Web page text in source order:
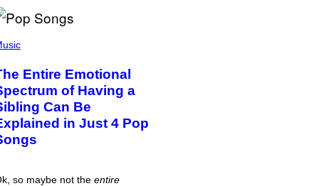
Entire Emotional
of Having a
Can Be
in Just 4 Pop
so maybe not the entire